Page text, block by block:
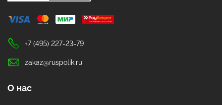
+7 (495) 227-23-79
zakaz@ruspolik.ru
О нас